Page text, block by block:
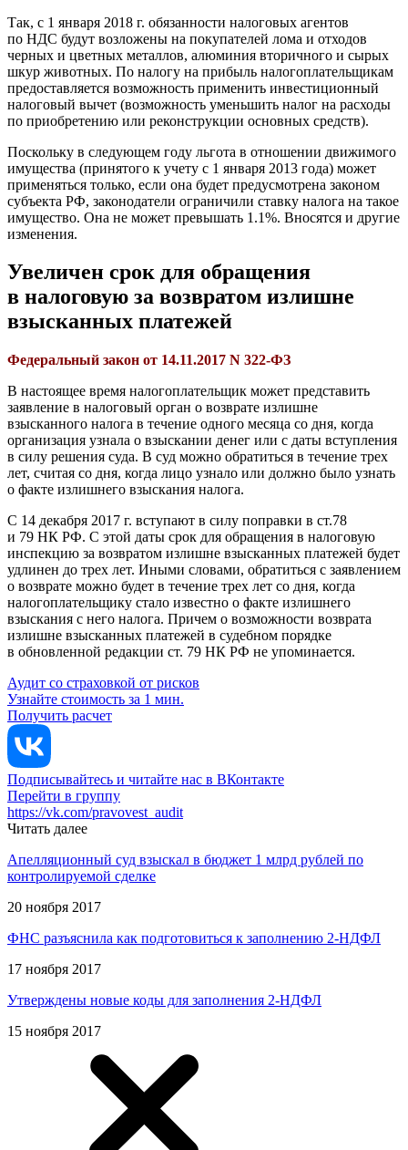
Так, с 1 января 2018 г. обязанности налоговых агентов
по НДС будут возложены на покупателей лома и отходов
черных и цветных металлов, алюминия вторичного и сырых
шкур животных. По налогу на прибыль налогоплательщикам
предоставляется возможность применить инвестиционный
налоговый вычет (возможность уменьшить налог на расходы
по приобретению или реконструкции основных средств).
Поскольку в следующем году льгота в отношении движимого
имущества (принятого к учету с 1 января 2013 года) может
применяться только, если она будет предусмотрена законом
субъекта РФ, законодатели ограничили ставку налога на такое
имущество. Она не может превышать 1.1%. Вносятся и другие
изменения.
Увеличен срок для обращения
в налоговую за возвратом излишне
взысканных платежей
Федеральный закон от 14.11.2017 N 322-ФЗ
В настоящее время налогоплательщик может представить
заявление в налоговый орган о возврате излишне
взысканного налога в течение одного месяца со дня, когда
организация узнала о взыскании денег или с даты вступления
в силу решения суда. В суд можно обратиться в течение трех
лет, считая со дня, когда лицо узнало или должно было узнать
о факте излишнего взыскания налога.
С 14 декабря 2017 г. вступают в силу поправки в ст.78
и 79 НК РФ. С этой даты срок для обращения в налоговую
инспекцию за возвратом излишне взысканных платежей будет
удлинен до трех лет. Иными словами, обратиться с заявлением
о возврате можно будет в течение трех лет со дня, когда
налогоплательщику стало известно о факте излишнего
взыскания с него налога. Причем о возможности возврата
излишне взысканных платежей в судебном порядке
в обновленной редакции ст. 79 НК РФ не упоминается.
Аудит со страховкой от рисков
Узнайте стоимость за 1 мин.
Получить расчет
Подписывайтесь и читайте нас в ВКонтакте
Перейти в группу
https://vk.com/pravovest_audit
Читать далее
Апелляционный суд взыскал в бюджет 1 млрд рублей по
контролируемой сделке
20 ноября 2017
ФНС разъяснила как подготовиться к заполнению 2-НДФЛ
17 ноября 2017
Утверждены новые коды для заполнения 2-НДФЛ
15 ноября 2017